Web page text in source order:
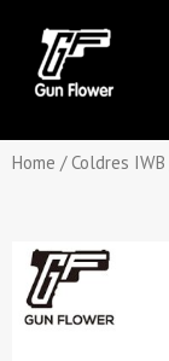
content
Home /Coldres IWB